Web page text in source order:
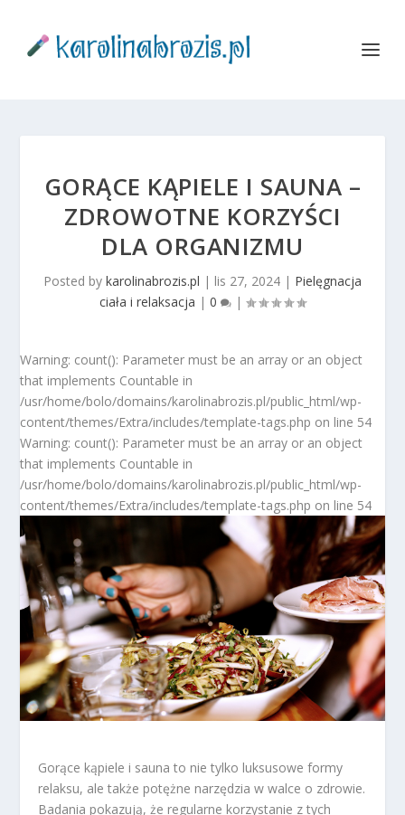
GORĄCE KĄPIELE I SAUNA –
ZDROWOTNE KORZYŚCI
DLA ORGANIZMU
Posted by karolinabrozis.pl | lis 27, 2024 | Pielęgnacja
ciała i relaksacja | 0 |
Warning: count(): Parameter must be an array or an object
that implements Countable in
/usr/home/bolo/domains/karolinabrozis.pl/public_html/wp-
content/themes/Extra/includes/template-tags.php on line 54
Warning: count(): Parameter must be an array or an object
that implements Countable in
/usr/home/bolo/domains/karolinabrozis.pl/public_html/wp-
content/themes/Extra/includes/template-tags.php on line 54
Gorące kąpiele i sauna to nie tylko luksusowe formy
relaksu, ale także potężne narzędzia w walce o zdrowie.
Badania pokazują, że regularne korzystanie z tych